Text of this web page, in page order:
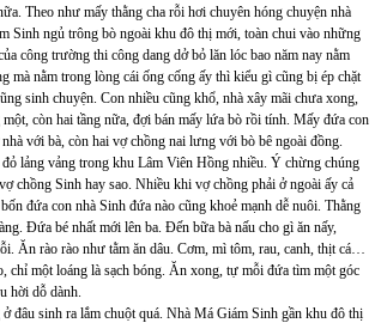
Theo như mấy thằng cha rỗi hơi chuyên hóng chuyện nhà
Sinh ngủ trông bò ngoài khu đô thị mới, toàn chui vào những
công trường thi công dang dở bỏ lăn lóc bao năm nay nằm
mà nằm trong lòng cái ống cống ấy thì kiểu gì cũng bị ép chặt
sinh chuyện. Con nhiều cũng khổ, nhà xây mãi chưa xong,
còn hai tầng nữa, đợi bán mấy lứa bò rồi tính. Mấy đứa con
với bà, còn hai vợ chồng nai lưng với bò bê ngoài đồng.
đỏ lảng vảng trong khu Lâm Viên Hồng nhiều. Ý chừng chúng
chồng Sinh hay sao. Nhiều khi vợ chồng phải ở ngoài ấy cả
đứa con nhà Sinh đứa nào cũng khoẻ mạnh dễ nuôi. Thằng
Đứa bé nhất mới lên ba. Đến bữa bà nấu cho gì ăn nấy,
Ăn rào rào như tằm ăn dâu. Cơm, mì tôm, rau, canh, thịt cá…
chỉ một loáng là sạch bóng. Ăn xong, tự mỗi đứa tìm một góc
hời dỗ dành.
sinh ra lắm chuột quá. Nhà Má Giám Sinh gần khu đô thị